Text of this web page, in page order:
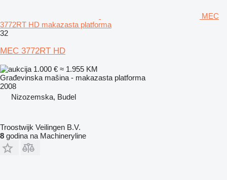
MEC
3772RT HD makazasta platforma
32
MEC 3772RT HD
1.000 € ≈ 1.955 KM
Građevinska mašina - makazasta platforma
2008
Nizozemska, Budel
Troostwijk Veilingen B.V.
8 godina na Machineryline